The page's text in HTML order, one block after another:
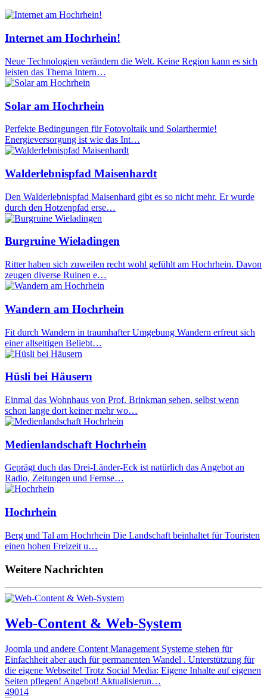
Internet am Hochrhein!
Neue Technologien verändern die Welt. Keine Region kann es sich
leisten das Thema Intern…
Solar am Hochrhein
Perfekte Bedingungen für Fotovoltaik und Solarthermie!
Energieversorgung ist wie das Int…
Walderlebnispfad Maisenhardt
Den Walderlebnispfad Maisenhard gibt es so nicht mehr. Er wurde
durch den Hotzenpfad erse…
Burgruine Wieladingen
Ritter haben sich zuweilen recht wohl gefühlt am Hochrhein. Davon
zeugen diverse Ruinen e…
Wandern am Hochrhein
Fit durch Wandern in traumhafter Umgebung Wandern erfreut sich
einer allseitigen Beliebt…
Hüsli bei Häusern
Einmal das Wohnhaus von Prof. Brinkman sehen, selbst wenn
schon lange dort keiner mehr wo…
Medienlandschaft Hochrhein
Geprägt duch das Drei-Länder-Eck ist natürlich das Angebot an
Radio, Zeitungen und Fernse…
Hochrhein
Berg und Tal am Hochrhein Die Landschaft beinhaltet für Touristen
einen hohen Freizeit u…
Weitere Nachrichten
Web-Content & Web-System
Joomla und andere Content Management Systeme stehen für
Einfachheit aber auch für permanenten Wandel . Unterstützung für
die eigene Webseite! Trotz Social Media: Eigene Inhalte auf eigenen
Seiten pflegen! Angebot! Aktualisierun…
49014